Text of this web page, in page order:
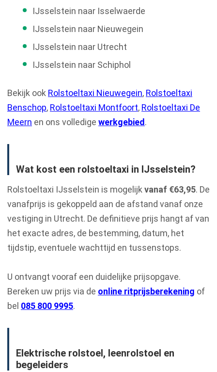
IJsselstein naar Isselwaerde
IJsselstein naar Nieuwegein
IJsselstein naar Utrecht
IJsselstein naar Schiphol
Bekijk ook Rolstoeltaxi Nieuwegein, Rolstoeltaxi
Benschop, Rolstoeltaxi Montfoort, Rolstoeltaxi De
Meern en ons volledige werkgebied.
Wat kost een rolstoeltaxi in IJsselstein?
Rolstoeltaxi IJsselstein is mogelijkvanaf €63,95. De
vanafprijs is gekoppeld aan de afstand vanaf onze
vestiging in Utrecht. De definitieve prijs hangt af van
het exacte adres, de bestemming, datum, het
tijdstip, eventuele wachttijd en tussenstops.
U ontvangt vooraf een duidelijke prijsopgave.
Bereken uw prijs via de online ritprijsberekening of
bel 085 800 9995.
Elektrische rolstoel, leenrolstoel en
begeleiders